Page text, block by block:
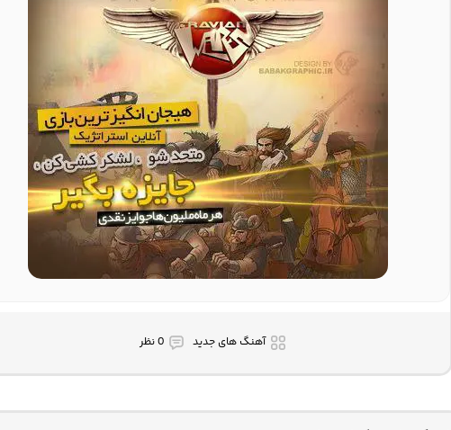
آهنگ های جدید 0 نظر